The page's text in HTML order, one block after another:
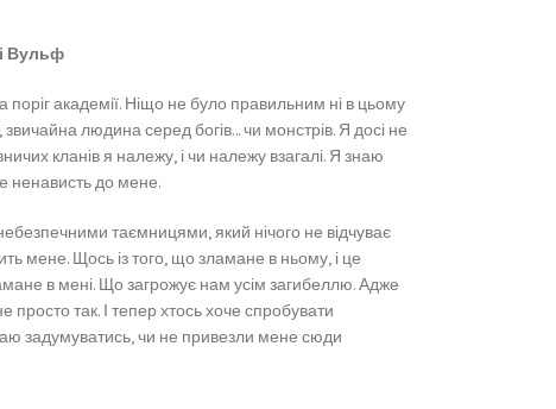
Вульф
поріг академії. Ніщо не було правильним ні в цьому
звичайна людина серед богів… чи монстрів. Я досі не
кланів я належу, і чи належу взагалі. Я знаю
ненависть до мене.
таємницями, який нічого не відчуває
мене. Щось із того, що зламане в ньому, і це
в мені. Що загрожує нам усім загибеллю. Адже
просто так. І тепер хтось хоче спробувати
задумуватись, чи не привезли мене сюди